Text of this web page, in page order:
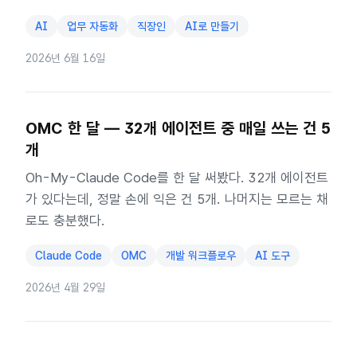
AI 업무 자동화 직장인 AI로 만들기
2026년 6월 16일
OMC 한 달 — 32개 에이전트 중 매일 쓰는 건 5
개
Oh-My-Claude Code를 한 달 써봤다. 32개 에이전트
가 있다는데, 정말 손에 익은 건 5개. 나머지는 모르는 채
로도 충분했다.
Claude Code OMC 개발 워크플로우 AI 도구
2026년 4월 29일